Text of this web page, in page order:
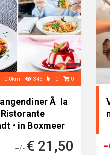
345 10 0
Ã la
• in Boxmeer
+/- € 21,50